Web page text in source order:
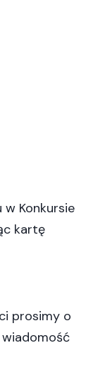
w Konkursie
kartę
prosimy o